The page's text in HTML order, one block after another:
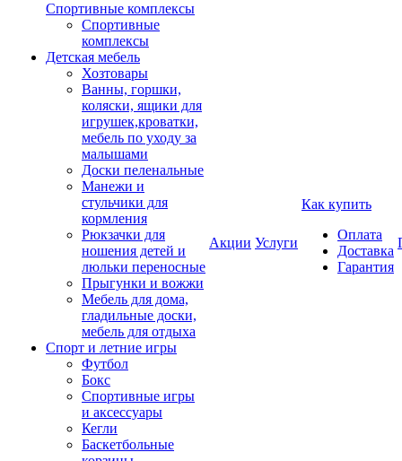
Спортивные комплексы
Спортивные
комплексы
Детская мебель
Хозтовары
Ванны, горшки,
коляски, ящики для
игрушек,кроватки,
мебель по уходу за
малышами
Доски пеленальные
Манежи и
стульчики для
кормления
Рюкзачки для
ношения детей и
люльки переносные
Прыгунки и вожжи
Мебель для дома,
гладильные доски,
мебель для отдыха
Спорт и летние игры
Футбол
Бокс
Спортивные игры
и аксессуары
Кегли
Баскетбольные
Акции Услуги
Как купить
Оплата
Доставка
Гарантия